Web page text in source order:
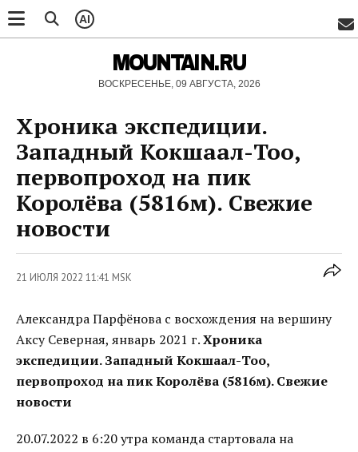
AI
MOUNTAIN.RU
ВОСКРЕСЕНЬЕ, 09 АВГУСТА, 2026
Хроника экспедиции.
Западный Кокшаал-Тоо,
первопроход на пик
Королёва (5816м). Свежие
новости
21 ИЮЛЯ 2022 11:41 MSK
Александра Парфёнова с восхождения на вершину
Аксу Северная, январь 2021 г.Хроника
экспедиции. Западный Кокшаал-Тоо,
первопроход на пик Королёва (5816м). Свежие
новости
20.07.2022 в 6:20 утра команда стартовала на